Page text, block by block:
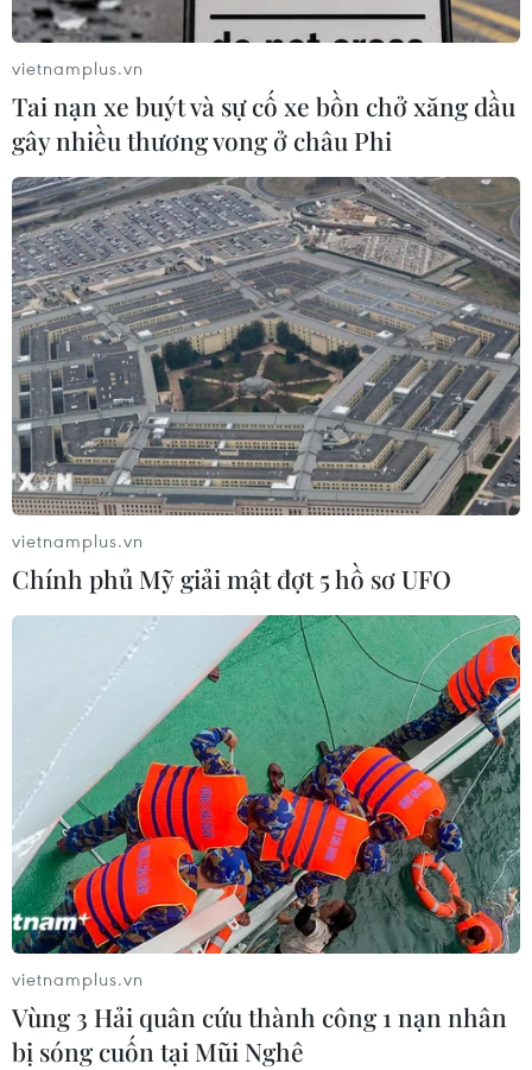
Dịch COVID-19: Hạ viện Indonesia
khuyến cáo hoãn mở lại trường học
15/06/2021 13:17
Phó Chủ tịch Hạ viện Indonesia yêu cầu chính phủ hoãn
mở cửa trở lại các trường học trong bối cảnh số ca mắc
COVID-19 đang gia tăng đột biến.
vietnamplus.vn
Tai nạn xe buýt và sự cố xe bồn chở xăng dầu
gây nhiều thương vong ở châu Phi
vietnamplus.vn
Chính phủ Mỹ giải mật đợt 5 hồ sơ UFO
vietnamplus.vn
Vùng 3 Hải quân cứu thành công 1 nạn nhân
bị sóng cuốn tại Mũi Nghê